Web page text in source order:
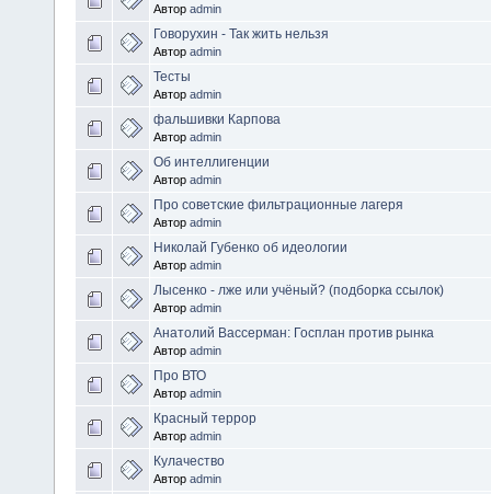
Автор admin
Говорухин - Так жить нельзя
Автор admin
Тесты
Автор admin
фальшивки Карпова
Автор admin
Об интеллигенции
Автор admin
Про советские фильтрационные лагеря
Автор admin
Николай Губенко об идеологии
Автор admin
Лысенко - лже или учёный? (подборка ссылок)
Автор admin
Анатолий Вассерман: Госплан против рынка
Автор admin
Про ВТО
Автор admin
Красный террор
Автор admin
Кулачество
Автор admin